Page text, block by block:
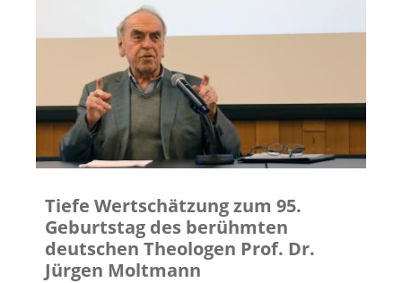
Tiefe Wertschätzung zum 95.
Geburtstag des berühmten
deutschen Theologen Prof. Dr.
Jürgen Moltmann